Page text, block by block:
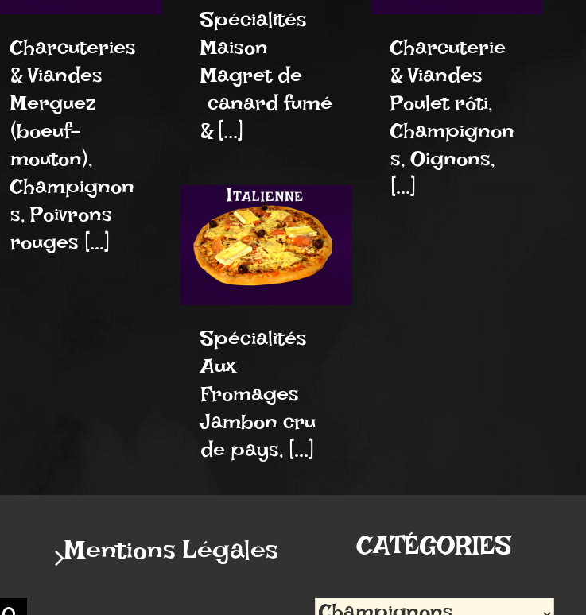
Spécialités
Maison
Magret de
canard fumé
& [...]
Charcuteries
& Viandes
Merguez
(boeuf-
mouton),
Champignon
s, Poivrons
rouges [...]
Charcuterie
& Viandes
Poulet rôti,
Champignon
s, Oignons,
[...]
Spécialités
Aux
Fromages
Jambon cru
de pays, [...]
Mentions Légales CATÉGORIES
Catégories